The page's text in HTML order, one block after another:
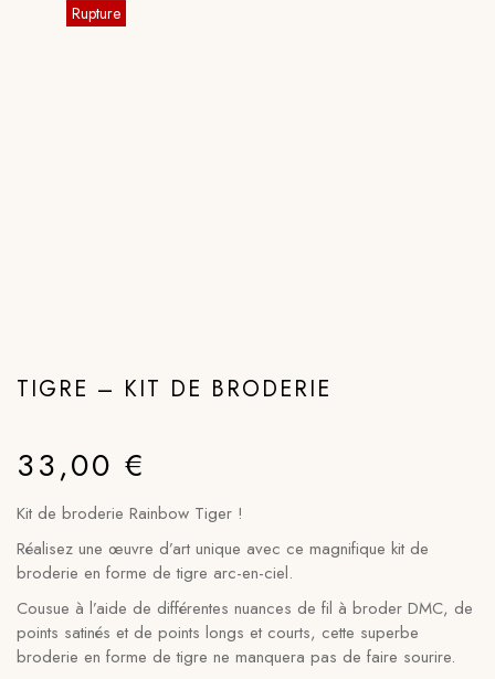
TIGRE – KIT DE BRODERIE
33,00 €
Kit de broderie Rainbow Tiger !
Réalisez une œuvre d’art unique avec ce magnifique kit de
broderie en forme de tigre arc-en-ciel.
Cousue à l’aide de différentes nuances de fil à broder DMC, de
points satinés et de points longs et courts, cette superbe
broderie en forme de tigre ne manquera pas de faire sourire.